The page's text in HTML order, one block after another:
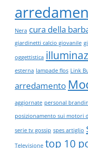
Nera cura della
giardinetti calcio giovanile
oggettistica
esterna lampade flos Link
arredamento
aggiornate personal
posizionamento sui motori
serie tv gossip spes artiglio
Televisione top 10